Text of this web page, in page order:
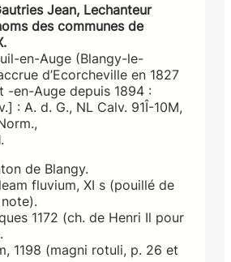
Jean, Lechanteur
des communes de
en-Auge (Blangy-le-
d’Ecorcheville en 1827
-en-Auge depuis 1894 :
: A. d. G., NL Calv. 91Î-10M,
de Blangy.
fluvium, XI s (pouillé de
1172 (ch. de Henri Il pour
1198 (magni rotuli, p. 26 et